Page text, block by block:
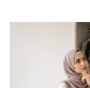
Keadaan
InsyaAllah..
Yang You All
IzinNYA…
Saya